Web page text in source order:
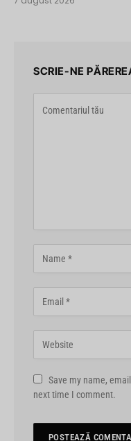
SCRIE-NE
Save my name,
next time I comment.